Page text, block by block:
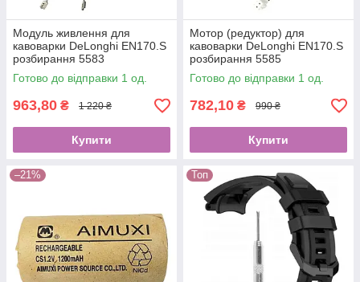
Модуль живлення для
кавоварки DeLonghi EN170.S
розбирання 5583
Готово до відправки 1 од.
963,80 ₴ 1 220 ₴
Купити
Мотор (редуктор) для
кавоварки DeLonghi EN170.S
розбирання 5585
Готово до відправки 1 од.
782,10 ₴ 990 ₴
Купити
–21% Топ